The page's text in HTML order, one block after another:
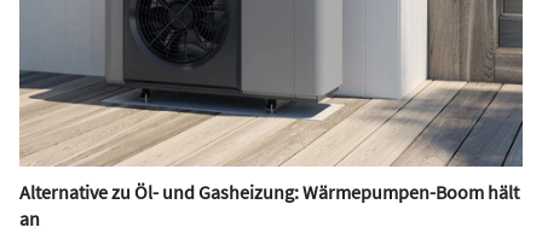
Alternative zu Öl- und Gasheizung: Wärmepumpen-Boom hält
an